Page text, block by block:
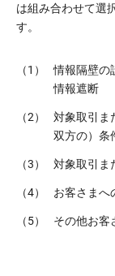
は組み合わせて選
す。
（1）
情報隔壁の
情報遮断
（2）
対象取引ま
双方の）条
（3） 対象取引ま
（4） お客さまへ
（5） その他お客